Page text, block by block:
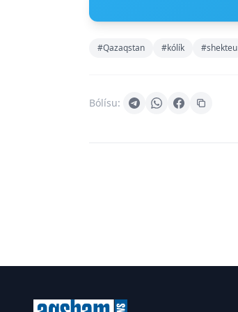
#Qazaqstan #kólík #shekteu
Bólísu: